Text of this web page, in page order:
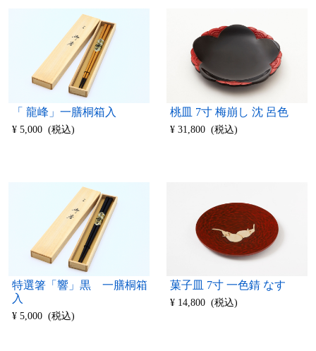
「 龍峰」一膳桐箱入
¥ 5,000 (税込)
桃皿 7寸 梅崩し 沈 呂色
¥ 31,800 (税込)
特選箸「響」黒 一膳桐箱
入
¥ 5,000 (税込)
菓子皿 7寸 一色錆 なす
¥ 14,800 (税込)